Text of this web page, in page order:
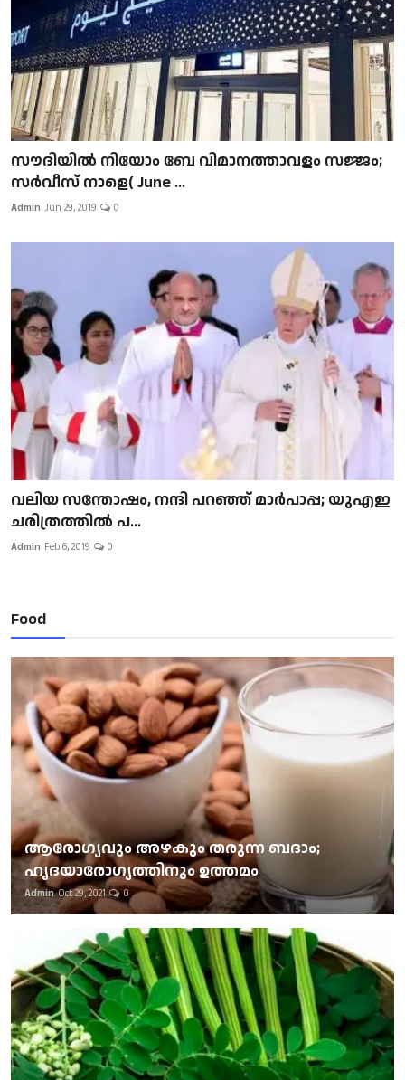
സൗദിയിൽ നിയോം ബേ വിമാനത്താവളം സജ്ജം;
സർവീസ് നാളെ( June ...
Admin Jun 29, 2019 0
വലിയ സന്തോഷം, നന്ദി പറഞ്ഞ് മാർപാപ്പ; യുഎഇ
ചരിത്രത്തിൽ പ...
Admin Feb 6, 2019 0
Food
ആരോഗ്യവും അഴകും തരുന്ന ബദാം;
ഹൃദയാരോഗ്യത്തിനും ഉത്തമം
Admin Oct 29, 2021 0